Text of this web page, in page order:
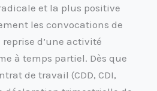
et la plus positive
les convocations de
d’une activité
à temps partiel. Dès que
de travail (CDD, CDI,